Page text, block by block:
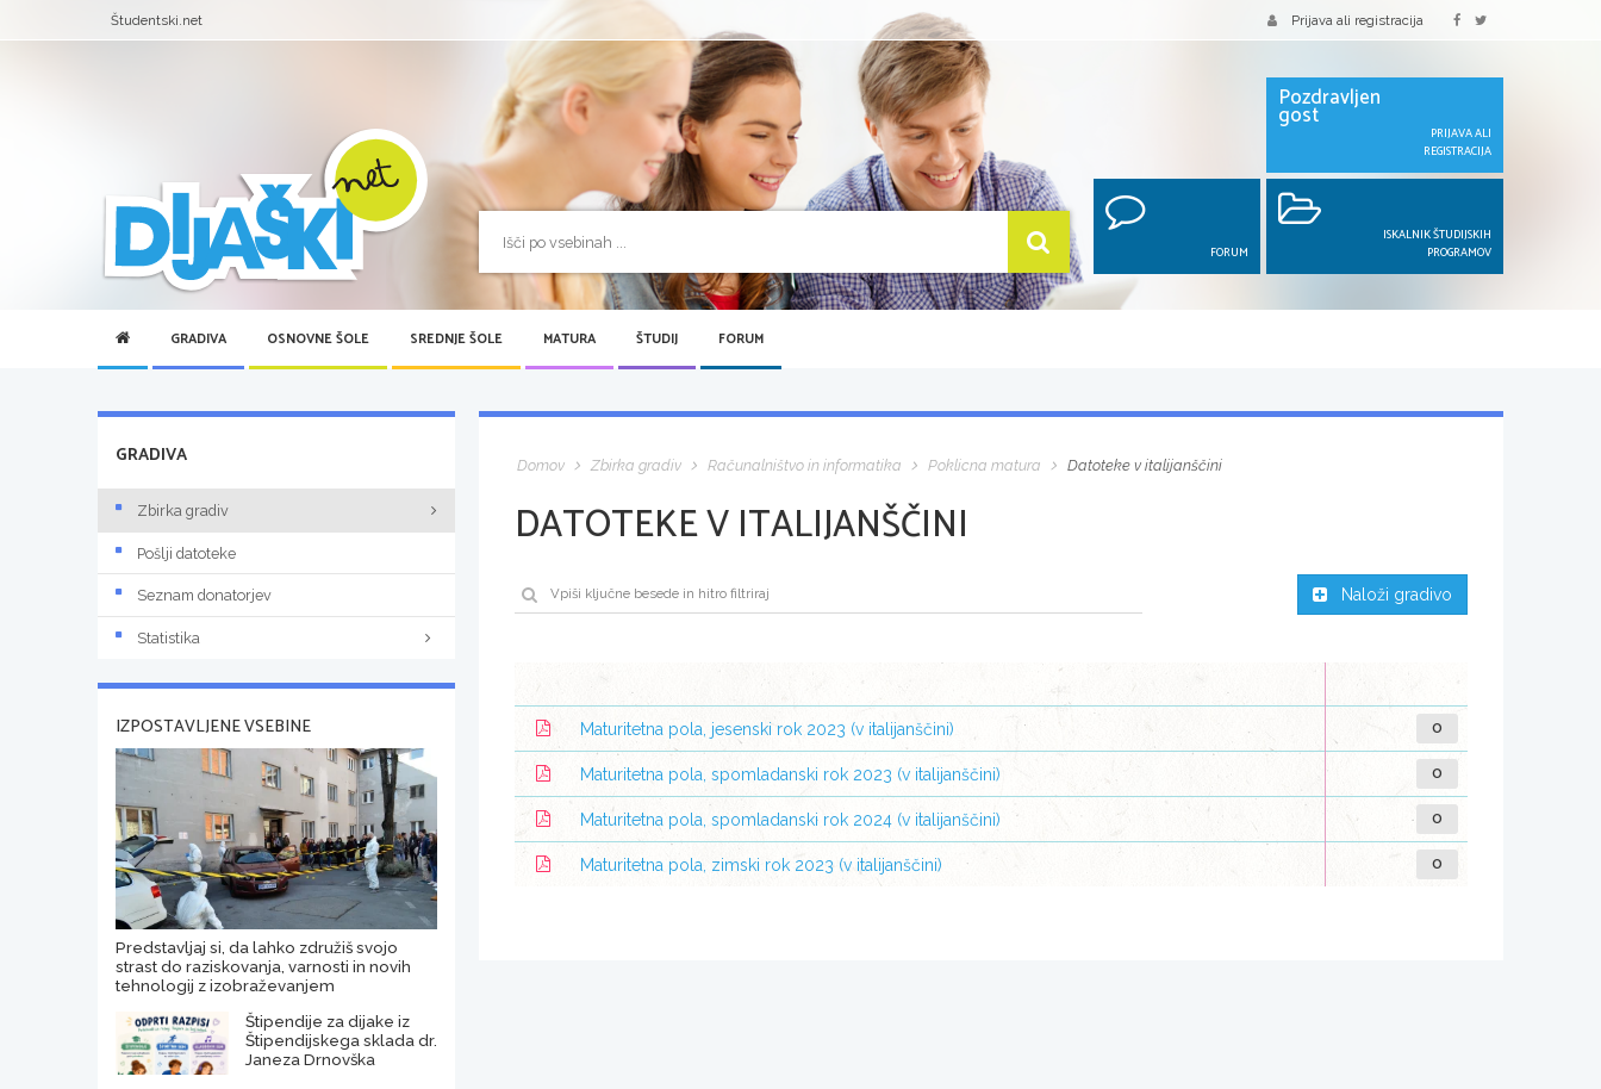
Študentski.net Prijava ali registracija
Pozdravljen
gost
PRIJAVA ALI
REGISTRACIJA
FORUM
ISKALNIK ŠTUDIJSKIH
PROGRAMOV
GRADIVA OSNOVNE ŠOLE SREDNJE ŠOLE MATURA ŠTUDIJ FORUM
Domov Zbirka gradiv Računalništvo in informatika Poklicna matura Datoteke v italijanščini
DATOTEKE V ITALIJANŠČINI
Naloži gradivo
Maturitetna pola, jesenski rok 2023 (v italijanščini) 0
Maturitetna pola, spomladanski rok 2023 (v italijanščini) 0
Maturitetna pola, spomladanski rok 2024 (v italijanščini) 0
Maturitetna pola, zimski rok 2023 (v italijanščini) 0
GRADIVA
Zbirka gradiv
Pošlji datoteke
Seznam donatorjev
Statistika
IZPOSTAVLJENE VSEBINE
Predstavljaj si, da lahko združiš svojo
strast do raziskovanja, varnosti in novih
tehnologij z izobraževanjem
Štipendije za dijake iz
Štipendijskega sklada dr.
Janeza Drnovška